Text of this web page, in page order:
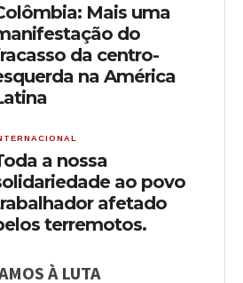
Mais uma
do
da centro-
na América
a nossa
ao povo
afetado
terremotos.
À LUTA